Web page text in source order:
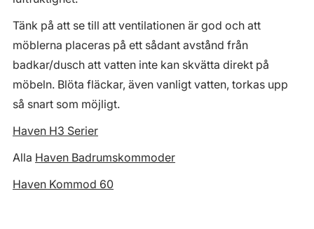
Tänk på att se till att ventilationen är god och att
möblerna placeras på ett sådant avstånd från
badkar/dusch att vatten inte kan skvätta direkt på
möbeln. Blöta fläckar, även vanligt vatten, torkas upp
så snart som möjligt.
Haven H3 Serier
Alla Haven Badrumskommoder
Haven Kommod 60